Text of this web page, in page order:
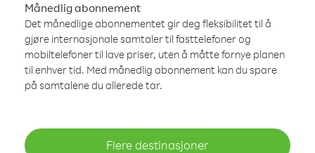
Månedlig abonnement
Det månedlige abonnementet gir deg fleksibilitet til å
gjøre internasjonale samtaler til fasttelefoner og
mobiltelefoner til lave priser, uten å måtte fornye planen
til enhver tid. Med månedlig abonnement kan du spare
på samtalene du allerede tar.
Flere destinasjoner